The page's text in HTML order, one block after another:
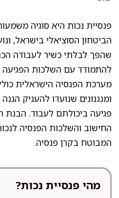
פנסיית נכות היא סוגיה
הביטחון הסוציאלי בישראל,
שהפך לבלתי כשיר לעבודה
להתמודד עם השלכות
מערכת הפנסיה הישראלית
ומנגנונים שנועדו להעניק
פגיעה ביכולתם לעבוד. הבנת
החישוב והשלכות הפנסיה
המבוטח בקרן פנסיה.
מהי פנסיית נכות?